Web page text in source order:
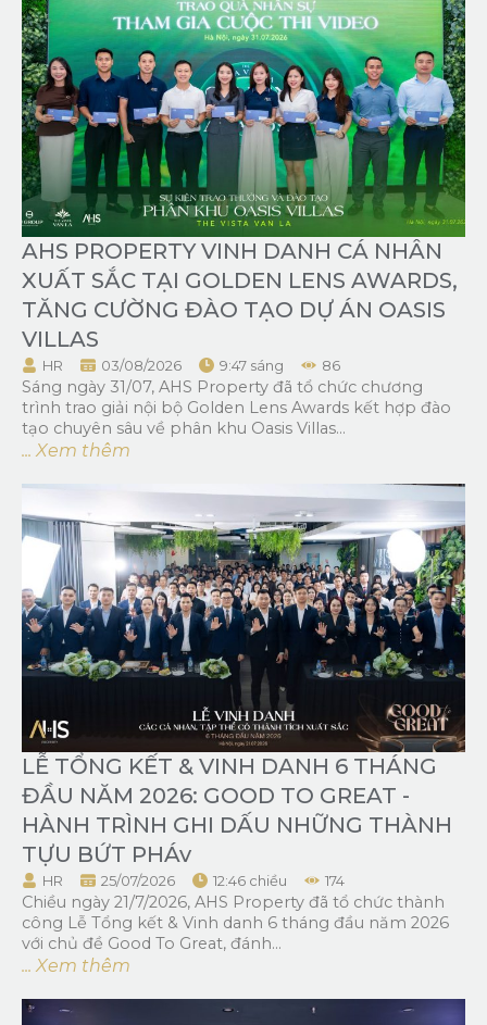
AHS PROPERTY VINH DANH CÁ NHÂN
XUẤT SẮC TẠI GOLDEN LENS AWARDS,
TĂNG CƯỜNG ĐÀO TẠO DỰ ÁN OASIS
VILLAS
HR 03/08/2026 9:47 sáng 86
Sáng ngày 31/07, AHS Property đã tổ chức chương
trình trao giải nội bộ Golden Lens Awards kết hợp đào
tạo chuyên sâu về phân khu Oasis Villas...
... Xem thêm
LỄ TỔNG KẾT & VINH DANH 6 THÁNG
ĐẦU NĂM 2026: GOOD TO GREAT -
HÀNH TRÌNH GHI DẤU NHỮNG THÀNH
TỰU BỨT PHÁv
HR 25/07/2026 12:46 chiều 174
Chiều ngày 21/7/2026, AHS Property đã tổ chức thành
công Lễ Tổng kết & Vinh danh 6 tháng đầu năm 2026
với chủ đề Good To Great, đánh...
... Xem thêm